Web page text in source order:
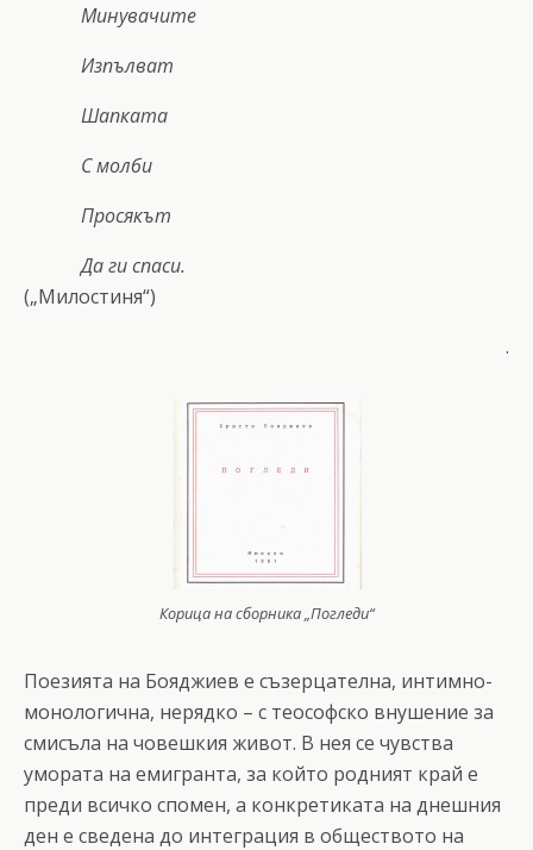
Минувачите
Изпълват
Шапката
С молби
Просякът
Да ги спаси.
(„Милостиня“)
.
Корица на сборника „Погледи“
Поезията на Бояджиев е съзерцателна, интимно-
монологична, нерядко – с теософско внушение за
смисъла на човешкия живот. В нея се чувства
умората на емигранта, за който родният край е
преди всичко спомен, а конкретиката на днешния
ден е сведена до интеграция в обществото на